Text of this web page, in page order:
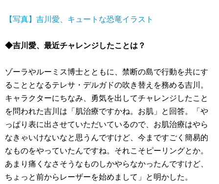
【写真】吉川愛、キュートな恐竜イラスト
◆吉川愛、最近チャレンジしたことは？
ゾーラやルーミス博士とともに、禁断の島で行動を共にす
ることとなるテレサ・デルガドの吹き替えを務める吉川。
キャラクターにちなみ、勇気を出してチャレンジしたこと
を問われた吉川は「肌治療ですかね。お肌」と回答。「や
っぱり表に出させていただいているので、お肌治療はやら
なきゃいけないなと思うんですけど、今まですごく簡易的
なものをやっていたんですね。それこそピーリングとか。
あまり痛くなさそうなものしかやらなかったんですけど、
ちょっと前からレーザーを始めまして」と明かした。